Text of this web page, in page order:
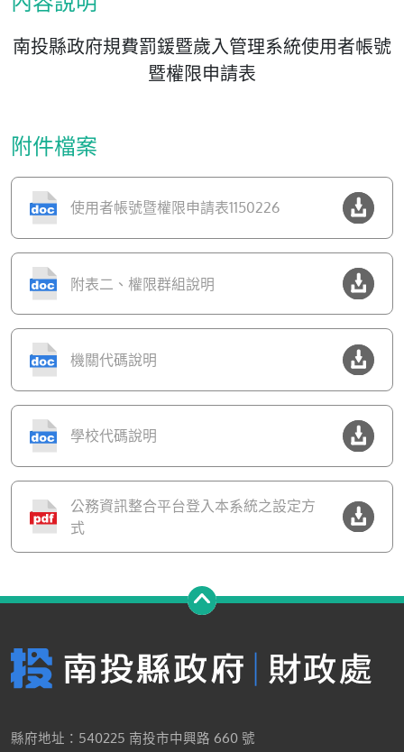
南投縣政府規費罰鍰暨歲入管理系統使用者帳號
暨權限申請表
附件檔案
使用者帳號暨權限申請表1150226
附表二、權限群組說明
機關代碼說明
學校代碼說明
公務資訊整合平台登入本系統之設定方
式
縣府地址：540225 南投市中興路 660 號